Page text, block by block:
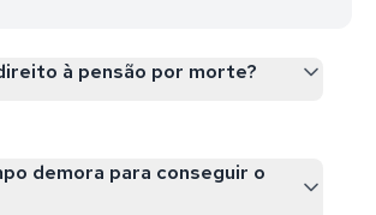
à pensão por morte?
demora para conseguir o